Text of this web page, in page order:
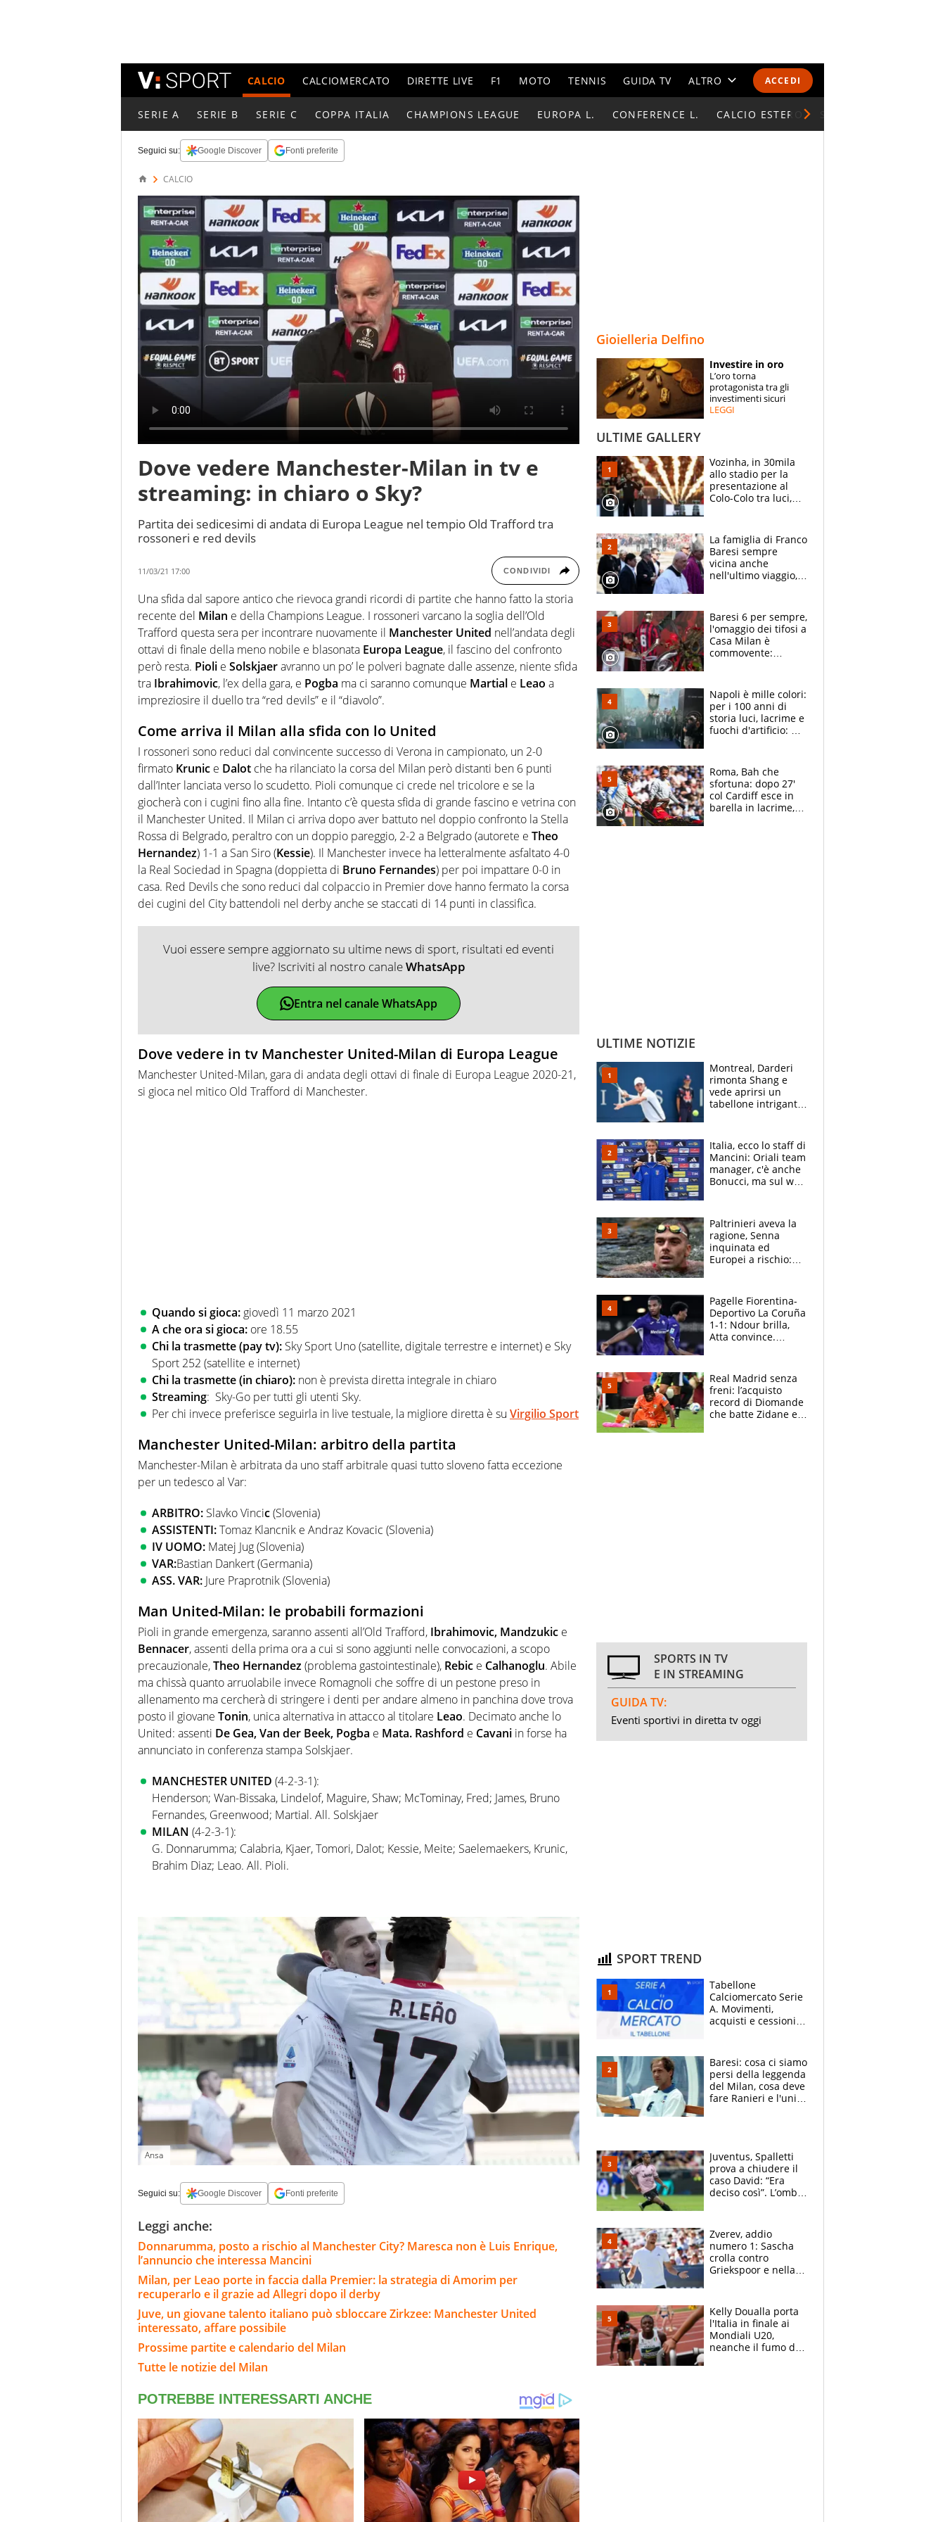
ACCEDI
CALCIO CALCIOMERCATO DIRETTE LIVE F1 MOTO TENNIS GUIDA TV ALTRO
CALENDARI E CLASSIFICHE
ESPERTI
CONTATTI
SERIE A SERIE B SERIE C COPPA ITALIA CHAMPIONS LEAGUE EUROPA L. CONFERENCE L. CALCIO ESTERO
Seguici su: Google Discover Fonti preferite
CALCIO
Dove vedere Manchester-Milan in tv e
streaming: in chiaro o Sky?
Partita dei sedicesimi di andata di Europa League nel tempio Old Trafford tra
rossoneri e red devils
11/03/21 17:00 CONDIVIDI
Una sfida dal sapore antico che rievoca grandi ricordi di partite che hanno fatto la storia
recente del Milan e della Champions League. I rossoneri varcano la soglia dell’Old
Trafford questa sera per incontrare nuovamente il Manchester United nell’andata degli
ottavi di finale della meno nobile e blasonata Europa League, il fascino del confronto
però resta. Pioli e Solskjaeravranno un po’ le polveri bagnate dalle assenze, niente sfida
tra Ibrahimovic, l’ex della gara, e Pogba ma ci saranno comunque Martial e Leao a
impreziosire il duello tra “red devils” e il “diavolo”.
Come arriva il Milan alla sfida con lo United
I rossoneri sono reduci dal convincente successo di Verona in campionato, un 2-0
firmato Krunic e Dalot che ha rilanciato la corsa del Milan però distanti ben 6 punti
dall’Inter lanciata verso lo scudetto. Pioli comunque ci crede nel tricolore e se la
giocherà con i cugini fino alla fine. Intanto c’è questa sfida di grande fascino e vetrina con
il Manchester United. Il Milan ci arriva dopo aver battuto nel doppio confronto la Stella
Rossa di Belgrado, peraltro con un doppio pareggio, 2-2 a Belgrado (autorete e Theo
Hernandez) 1-1 a San Siro (Kessie). Il Manchester invece ha letteralmente asfaltato 4-0
la Real Sociedad in Spagna (doppietta di Bruno Fernandes) per poi impattare 0-0 in
casa. Red Devils che sono reduci dal colpaccio in Premier dove hanno fermato la corsa
dei cugini del City battendoli nel derby anche se staccati di 14 punti in classifica.
Vuoi essere sempre aggiornato su ultime news di sport, risultati ed eventi
live? Iscriviti al nostro canaleWhatsApp
Entra nel canale WhatsApp
Dove vedere in tv Manchester United-Milan di Europa League
Manchester United-Milan, gara di andata degli ottavi di finale di Europa League 2020-21,
si gioca nel mitico Old Trafford di Manchester.
Quando si gioca: giovedì 11 marzo 2021
A che ora si gioca: ore 18.55
Chi la trasmette (pay tv): Sky Sport Uno (satellite, digitale terrestre e internet) e Sky
Sport 252 (satellite e internet)
Chi la trasmette (in chiaro): non è prevista diretta integrale in chiaro
Streaming: Sky-Go per tutti gli utenti Sky.
Per chi invece preferisce seguirla in live testuale, la migliore diretta è su Virgilio Sport
Manchester United-Milan: arbitro della partita
Manchester-Milan è arbitrata da uno staff arbitrale quasi tutto sloveno fatta eccezione
per un tedesco al Var:
ARBITRO: Slavko Vincic(Slovenia)
ASSISTENTI:Tomaz Klancnik e Andraz Kovacic (Slovenia)
IV UOMO: Matej Jug (Slovenia)
VAR:Bastian Dankert (Germania)
ASS. VAR: Jure Praprotnik (Slovenia)
Man United-Milan: le probabili formazioni
Pioli in grande emergenza, saranno assenti all’Old Trafford, Ibrahimovic, Mandzukic e
Bennacer, assenti della prima ora a cui si sono aggiunti nelle convocazioni, a scopo
precauzionale,Theo Hernandez(problema gastointestinale), Rebic e Calhanoglu. Abile
ma chissà quanto arruolabile invece Romagnoli che soffre di un pestone preso in
allenamento ma cercherà di stringere i denti per andare almeno in panchina dove trova
posto il giovane Tonin, unica alternativa in attacco al titolare Leao. Decimato anche lo
United: assenti De Gea, Van der Beek, Pogba e Mata. Rashford e Cavani in forse ha
annunciato in conferenza stampa Solskjaer.
MANCHESTER UNITED (4-2-3-1):
Henderson; Wan-Bissaka, Lindelof, Maguire, Shaw; McTominay, Fred; James, Bruno
Fernandes, Greenwood; Martial. All. Solskjaer
MILAN (4-2-3-1):
G. Donnarumma; Calabria, Kjaer, Tomori, Dalot; Kessie, Meite; Saelemaekers, Krunic,
Brahim Diaz; Leao. All. Pioli.
Ansa
Seguici su: Google Discover Fonti preferite
Leggi anche:
Donnarumma, posto a rischio al Manchester City? Maresca non è Luis Enrique,
l’annuncio che interessa Mancini
Milan, per Leao porte in faccia dalla Premier: la strategia di Amorim per
recuperarlo e il grazie ad Allegri dopo il derby
Juve, un giovane talento italiano può sbloccare Zirkzee: Manchester United
interessato, affare possibile
Prossime partite e calendario del Milan
Tutte le notizie del Milan
Gioielleria Delfino
Investire in oro
L’oro torna
protagonista tra gli
investimenti sicuri
LEGGI
ULTIME GALLERY
Vozinha, in 30mila
allo stadio per la
presentazione al
Colo-Colo tra luci,
La famiglia di Franco
Baresi sempre
vicina anche
nell'ultimo viaggio,
circondati
dall'affetto dei tifosi
Baresi 6 per sempre,
l'omaggio dei tifosi a
Casa Milan è
commovente:
bigliettini
Napoli è mille colori:
per i 100 anni di
storia luci, lacrime e
fuochi d'artificio: De
Roma, Bah che
sfortuna: dopo 27'
col Cardiff esce in
barella in lacrime,
ULTIME NOTIZIE
Montreal, Darderi
rimonta Shang e
vede aprirsi un
tabellone intrigante:
felice del mio livello"
Italia, ecco lo staff di
Mancini: Oriali team
manager, c'è anche
Bonucci, ma sul web
Paltrinieri aveva la
ragione, Senna
inquinata ed
Europei a rischio:
adesso
Pagelle Fiorentina-
Deportivo La Coruña
1-1: Ndour brilla,
Atta convince.
Real Madrid senza
freni: l’acquisto
record di Diomande
che batte Zidane e
SPORTS IN TV
E IN STREAMING
GUIDA TV:
Eventi sportivi in diretta tv oggi
SPORT TREND
Tabellone
Calciomercato Serie
A. Movimenti,
acquisti e cessioni:
Baresi: cosa ci siamo
persi della leggenda
del Milan, cosa deve
fare Ranieri e l'unico
Juventus, Spalletti
prova a chiudere il
caso David: “Era
deciso così”. L’ombra
Zverev, addio
numero 1: Sascha
crolla contro
Griekspoor e nella
terzo. Quanti malori
a Montreal
Kelly Doualla porta
l'Italia in finale ai
Mondiali U20,
neanche il fumo di